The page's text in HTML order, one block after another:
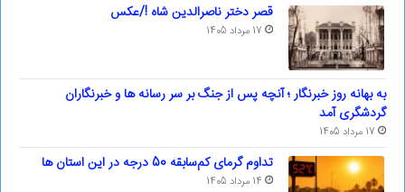
قصر دختر ناصرالدین شاه !/عکس
17 مرداد 1405
به بهانه روز خبرنگار ؛ آنچه پس از جنگ بر سر رسانه ها و خبرنگاران
گردشگری آمد
17 مرداد 1405
تداوم گرمای کم‌سابقه 50 درجه در این استان ها
14 مرداد 1405